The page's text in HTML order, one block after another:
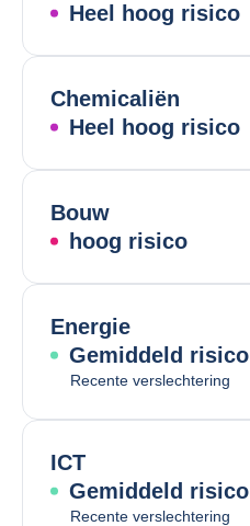
Heel hoog risico
Chemicaliën
Heel hoog risico
Bouw
hoog risico
Energie
Gemiddeld risico
Recente verslechtering
ICT
Gemiddeld risico
Recente verslechtering